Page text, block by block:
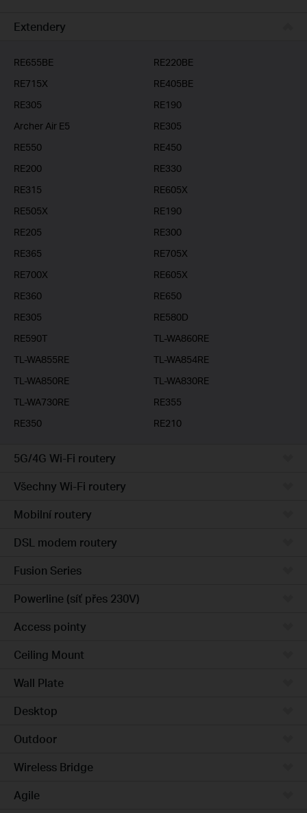
Business
Extendery
RE655BE
RE220BE
RE715X
RE405BE
RE305
RE190
Archer Air E5
RE305
RE550
RE450
RE200
RE330
RE315
RE605X
RE505X
RE190
RE205
RE300
RE365
RE705X
RE700X
RE605X
RE360
RE650
RE305
RE580D
RE590T
TL-WA860RE
TL-WA855RE
TL-WA854RE
TL-WA850RE
TL-WA830RE
TL-WA730RE
RE355
RE350
RE210
5G/4G Wi-Fi routery
Všechny Wi-Fi routery
Mobilní routery
DSL modem routery
Fusion Series
Powerline (síť přes 230V)
Access pointy
Ceiling Mount
Wall Plate
Desktop
Outdoor
Wireless Bridge
Agile